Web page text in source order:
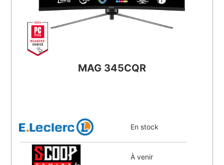
MAG 345CQR
En stock
À venir